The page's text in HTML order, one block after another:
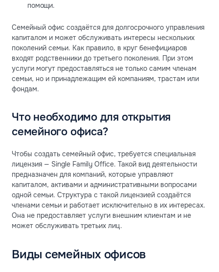
помощи.
Семейный офис создаётся для долгосрочного управления
капиталом и может обслуживать интересы нескольких
поколений семьи. Как правило, в круг бенефициаров
входят родственники до третьего поколения. При этом
услуги могут предоставляться не только самим членам
семьи, но и принадлежащим ей компаниям, трастам или
фондам.
Что необходимо для открытия
семейного офиса?
Чтобы создать семейный офис, требуется специальная
лицензия — Single Family Office. Такой вид деятельности
предназначен для компаний, которые управляют
капиталом, активами и административными вопросами
одной семьи. Структура с такой лицензией создаётся
членами семьи и работает исключительно в их интересах.
Она не предоставляет услуги внешним клиентам и не
может обслуживать третьих лиц.
Виды семейных офисов